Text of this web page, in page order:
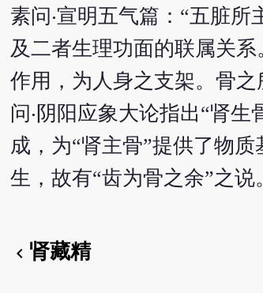
素问‧宣明五气篇：“五脏
及二者生理功面的联属关
作用，为人身之支架。骨
问‧阴阳应象大论指出“肾
成，为“肾主骨”提供了物
生，故有“齿为骨之余”之说
chevron_left 肾藏精